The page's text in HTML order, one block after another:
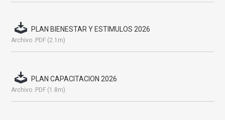
PLAN BIENESTAR Y ESTIMULOS 2026
Archivo .PDF (2.1m)
PLAN CAPACITACION 2026
Archivo .PDF (1.8m)